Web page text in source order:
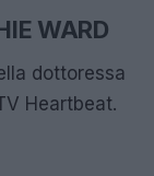
WARD
dottoressa
Heartbeat.